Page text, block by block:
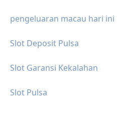
pengeluaran macau hari ini
Slot Deposit Pulsa
Slot Garansi Kekalahan
Slot Pulsa